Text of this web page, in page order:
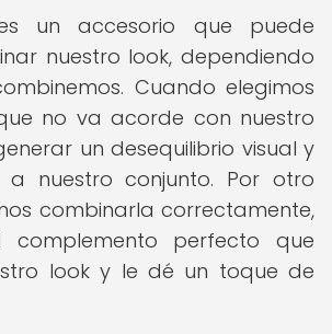
un accesorio que puede
nuestro look, dependiendo
Cuando elegimos
no va acorde con nuestro
un desequilibrio visual y
a nuestro conjunto. Por otro
combinarla correctamente,
complemento perfecto que
look y le dé un toque de